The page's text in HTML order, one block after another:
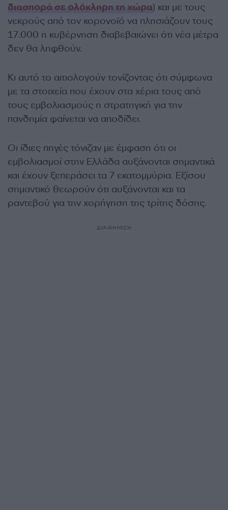
διασπορά σε ολόκληρη τη χώρα) και με τους
νεκρούς από τον κορονοϊό να πλησιάζουν τους
17.000 η κυβέρνηση διαβεβαιώνει ότι νέα μέτρα
δεν θα ληφθούν.
Κι αυτό το αιτιολογούν τονίζοντας ότι σύμφωνα
με τα στοιχεία που έχουν στα χέρια τους από
τους εμβολιασμούς η στρατηγική για την
πανδημία φαίνεται να αποδίδει.
Οι ίδιες πηγές τόνιζαν με έμφαση ότι οι
εμβολιασμοί στην Ελλάδα αυξάνονται σημαντικά
και έχουν ξεπεράσει τα 7 εκατομμύρια. Εξίσου
σημαντικό θεωρούν ότι αυξάνονται και τα
ραντεβού για την χορήγηση της τρίτης δόσης.
ΔΙΑΦΗΜΙΣΗ